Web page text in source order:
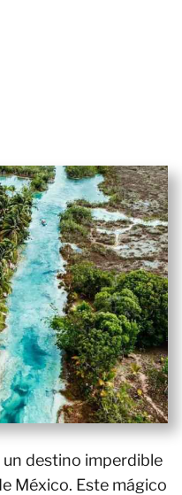
destino imperdible
México. Este mágico